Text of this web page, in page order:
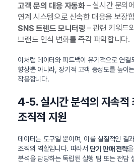
고객 문의 대응 자동화– 실시간 문의
연계 시스템으로 신속한 대응을 보장
SNS 트렌드 모니터링 – 관련 키워드
브랜드 인식 변화를 즉각 파악합니다.
이처럼 데이터와 피드백이 유기적으로 연결
향상뿐 아니라, 장기적 고객 충성도를 높이
작용합니다.
4-5. 실시간 분석의 지속적
조직적 지원
데이터는 도구일 뿐이며, 이를 실질적인 결
조직의 역할입니다. 따라서 단기 판매 전략
분석을 담당하는 독립된 실행 팀 또는 전담